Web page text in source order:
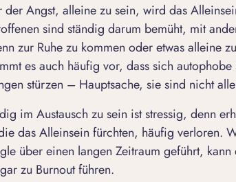
der Angst, alleine zu sein, wird das
sind ständig darum bemüht, mit
zur Ruhe zu kommen oder etwas alleine
es auch häufig vor, dass sich
stürzen – Hauptsache, sie sind nicht
im Austausch zu sein ist stressig, denn
das Alleinsein fürchten, häufig verloren.
über einen langen Zeitraum geführt,
zu Burnout führen.